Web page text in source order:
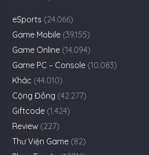
eSports (24.066)
Game Mobile (39.155)
Game Online (14.094)
Game PC – Console (10.083)
Khác (44.010)
Cộng Đồng (42.277)
Giftcode (1.424)
Review (227)
Thư Viện Game (82)